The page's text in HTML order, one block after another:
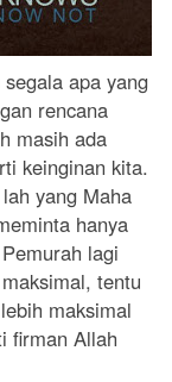
apa yang
rencana
masih ada
keinginan kita.
yang Maha
hanya
lagi
tentu
maksimal
firman Allah